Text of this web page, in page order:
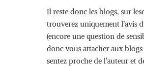
Il reste donc les blogs, sur
trouverez uniquement l’avis
(encore une question de
donc vous attacher aux
sentez proche de l’auteur et